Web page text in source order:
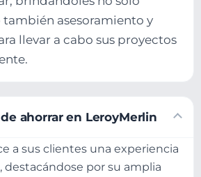
también asesoramiento y
llevar a cabo sus proyectos
ahorrar en LeroyMerlin
a sus clientes una experiencia
destacándose por su amplia